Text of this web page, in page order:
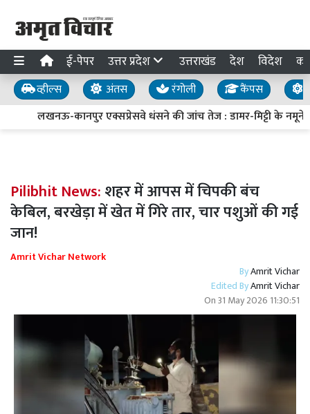
ई-पेपर उत्तर प्रदेश उत्तराखंड देश विदेश
व्हील्स अंतस रंगोली कैंपस
लखनऊ-कानपुर एक्सप्रेसवे धंसने की जांच तेज : डामर-मिट्टी के नमूने
Pilibhit News:शहर में आपस में चिपकी बंच
केबिल, बरखेड़ा में खेत में गिरे तार, चार पशुओं की गई
जान!
Amrit Vichar Network
ByAmrit Vichar
Edited ByAmrit Vichar
On31 May 2026 11:30:51